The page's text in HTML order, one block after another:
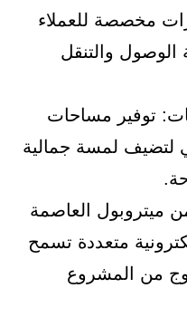
مخصصة للعملاء
الوصول والتنقل
توفير مساحات
لتضيف لمسة جمالية
ميتروبول العاصمة
متعددة تسمح
من المشروع